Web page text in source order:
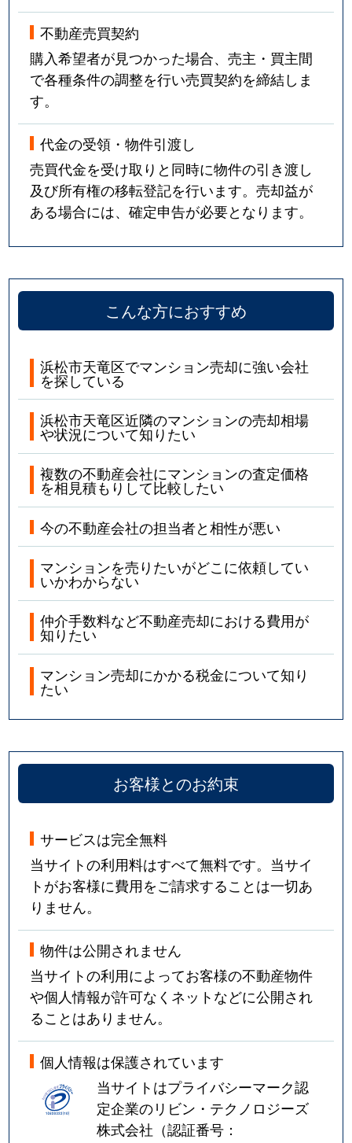
不動産売買契約
購入希望者が見つかった場合、売主・買主間
で各種条件の調整を行い売買契約を締結しま
す。
代金の受領・物件引渡し
売買代金を受け取りと同時に物件の引き渡し
及び所有権の移転登記を行います。売却益が
ある場合には、確定申告が必要となります。
こんな方におすすめ
浜松市天竜区でマンション売却に強い会社
を探している
浜松市天竜区近隣のマンションの売却相場
や状況について知りたい
複数の不動産会社にマンションの査定価格
を相見積もりして比較したい
今の不動産会社の担当者と相性が悪い
マンションを売りたいがどこに依頼してい
いかわからない
仲介手数料など不動産売却における費用が
知りたい
マンション売却にかかる税金について知り
たい
お客様とのお約束
サービスは完全無料
当サイトの利用料はすべて無料です。当サイ
トがお客様に費用をご請求することは一切あ
りません。
物件は公開されません
当サイトの利用によってお客様の不動産物件
や個人情報が許可なくネットなどに公開され
ることはありません。
個人情報は保護されています
当サイトはプライバシーマーク認
定企業のリビン・テクノロジーズ
株式会社（認証番号：